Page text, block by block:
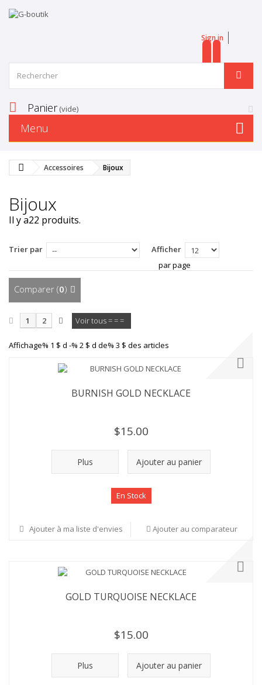
Sign in
Panier (vide)
Menu
Accessoires Bijoux
Bijoux
Il y a22 produits.
Trier par
Afficher
par page
Comparer (0)
1 2
Affichage% 1 $ d -% 2 $ d de% 3 $ des articles
BURNISH GOLD NECKLACE
$15.00
Plus Ajouter au panier
En Stock
Ajouter à ma liste d'envies Ajouter au comparateur
GOLD TURQUOISE NECKLACE
$15.00
Plus Ajouter au panier